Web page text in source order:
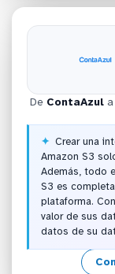
De ContaAzul a
Crear una
Amazon S3
Además, todo
S3 es
plataforma.
valor de sus
datos de su